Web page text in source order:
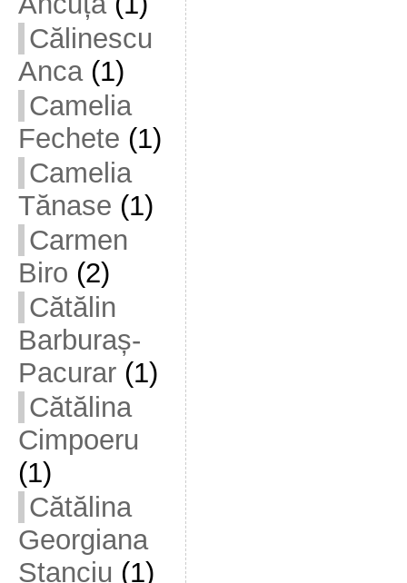
Călinescu
Anca(1)
Camelia
Fechete (1)
Camelia
Tănase (1)
Carmen
Biro (2)
Cătălin
Barburaș-
Pacurar(1)
Cătălina
Cimpoeru
(1)
Cătălina
Georgiana
Stanciu (1)